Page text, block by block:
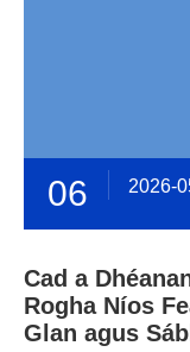
06 2026-
Cad a
Rogha Níos
Glan agus